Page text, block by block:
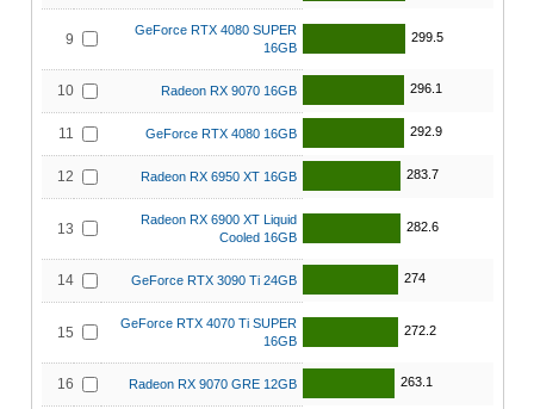
9
GeForce RTX 4080 SUPER
16GB
299.5
10 Radeon RX 9070 16GB 296.1
11 GeForce RTX 4080 16GB 292.9
12 Radeon RX 6950 XT 16GB 283.7
13
Radeon RX 6900 XT Liquid
Cooled 16GB
282.6
14 GeForce RTX 3090 Ti 24GB 274
15
GeForce RTX 4070 Ti SUPER
16GB
272.2
16 Radeon RX 9070 GRE 12GB 263.1